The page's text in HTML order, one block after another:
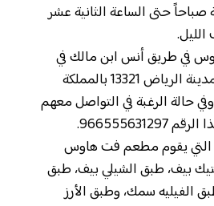
حتى الساعة الثانية عشر
في طريق أنس ابن مالك في
منطقة الصحافة بمدينة الرياض 13321 بالمملكة
حالة الرغبة في التواصل معهم
التي يقوم مطعم فت هاوس
بيف، طبق الشيلي بيف، طبق
الفيليه سمك، وطبق الأرز